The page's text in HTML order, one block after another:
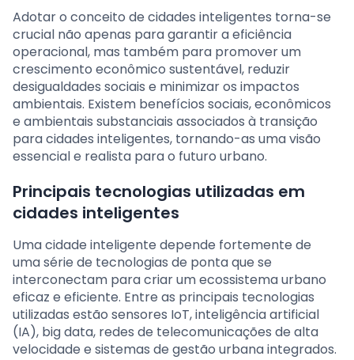
Adotar o conceito de cidades inteligentes torna-se
crucial não apenas para garantir a eficiência
operacional, mas também para promover um
crescimento econômico sustentável, reduzir
desigualdades sociais e minimizar os impactos
ambientais. Existem benefícios sociais, econômicos
e ambientais substanciais associados à transição
para cidades inteligentes, tornando-as uma visão
essencial e realista para o futuro urbano.
Principais tecnologias utilizadas em
cidades inteligentes
Uma cidade inteligente depende fortemente de
uma série de tecnologias de ponta que se
interconectam para criar um ecossistema urbano
eficaz e eficiente. Entre as principais tecnologias
utilizadas estão sensores IoT, inteligência artificial
(IA), big data, redes de telecomunicações de alta
velocidade e sistemas de gestão urbana integrados.